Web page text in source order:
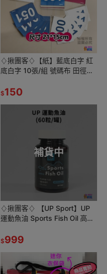
♢揪團客♢【紙】藍底白字 紅
底白字 10張/組 號碼布 田徑運
客製化 可聊聊
$150
補貨中
♢揪團客♢ 【UP Sport】UP
運動魚油 Sports Fish Oil 高強
$999